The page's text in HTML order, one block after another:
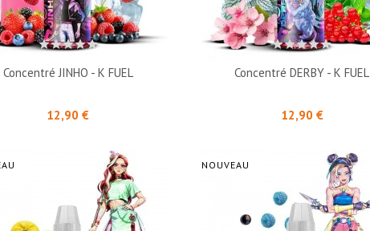
Concentré JINHO - K FUEL
12,90 €
Concentré DERBY - K FUEL
12,90 €Prix
NOUVEAU